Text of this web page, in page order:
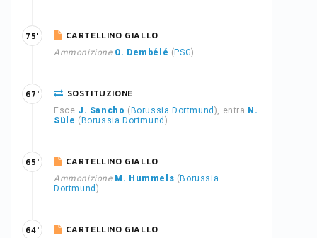
CARTELLINO GIALLO
Ammonizione O. Dembélé ( PSG)
75'
SOSTITUZIONE
Esce J. Sancho ( Borussia Dortmund ), entra N.
Süle ( Borussia Dortmund )
67'
CARTELLINO GIALLO
Ammonizione M. Hummels ( Borussia
Dortmund )
65'
CARTELLINO GIALLO
64'